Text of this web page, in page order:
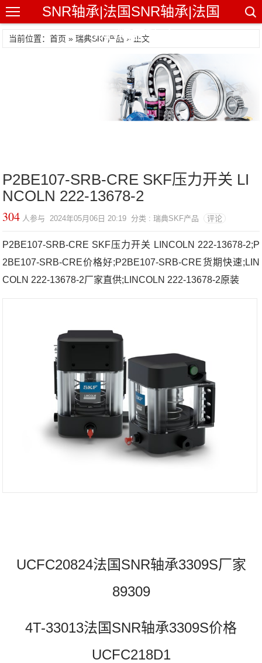
SNR轴承|法国SNR轴承|法国
SNR精密轴承
当前位置：首页 »瑞典SKF产品 » 正文
P2BE107-SRB-CRE SKF压力开关 LI
NCOLN 222-13678-2
304 人参与 2024年05月06日 20:19 分类 : 瑞典SKF产品 评论
P2BE107-SRB-CRE SKF压力开关 LINCOLN 222-13678-2;P
2BE107-SRB-CRE价格好;P2BE107-SRB-CRE货期快速;LIN
COLN 222-13678-2厂家直供;LINCOLN 222-13678-2原装
UCFC20824法国SNR轴承3309S厂家
89309
4T-33013法国SNR轴承3309S价格
UCFC218D1